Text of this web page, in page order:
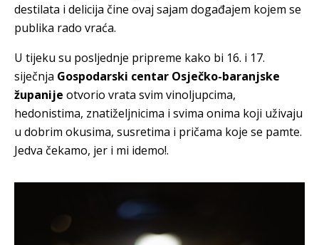
destilata i delicija čine ovaj sajam događajem kojem se
publika rado vraća.
U tijeku su posljednje pripreme kako bi 16. i 17.
siječnja Gospodarski centar Osječko-baranjske
županije otvorio vrata svim vinoljupcima,
hedonistima, znatiželjnicima i svima onima koji uživaju
u dobrim okusima, susretima i pričama koje se pamte.
Jedva čekamo, jer i mi idemo!.